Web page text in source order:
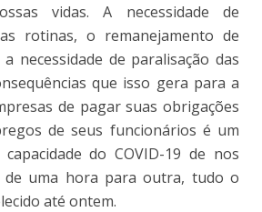
vidas. A necessidade de
rotinas, o remanejamento de
necessidade de paralisação das
que isso gera para a
de pagar suas obrigações
de seus funcionários é um
do COVID-19 de nos
uma hora para outra, tudo o
até ontem.